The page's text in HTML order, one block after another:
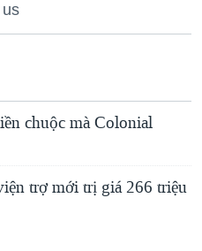
chuộc mà Colonial
trợ mới trị giá 266 triệu